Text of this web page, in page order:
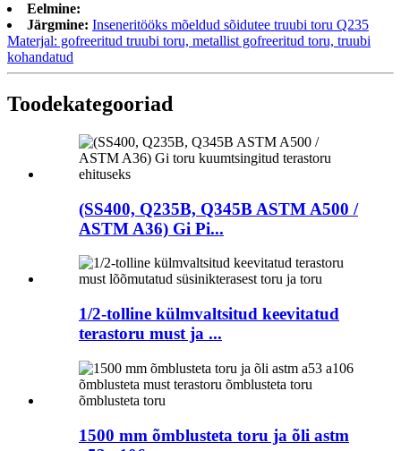
Eelmine:
Järgmine: Inseneritööks mõeldud sõidutee truubi toru Q235
Materjal: gofreeritud truubi toru, metallist gofreeritud toru, truubi
kohandatud
Toodekategooriad
(SS400, Q235B, Q345B ASTM A500 /
ASTM A36) Gi Pi...
1/2-tolline külmvaltsitud keevitatud
terastoru must ja ...
1500 mm õmblusteta toru ja õli astm